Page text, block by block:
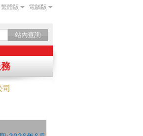
繁體版 電腦版
站內查詢
司